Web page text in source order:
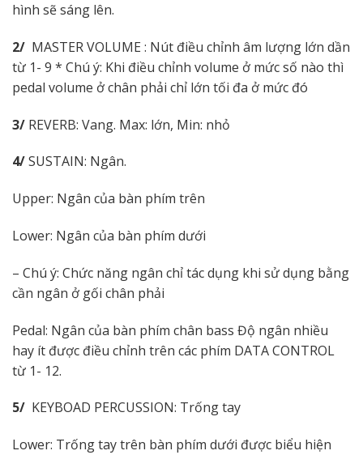
hình sẽ sáng lên.
2/ MASTER VOLUME : Nút điều chỉnh âm lượng lớn dần
từ 1- 9 * Chú ý: Khi điều chỉnh volume ở mức số nào thì
pedal volume ở chân phải chỉ lớn tối đa ở mức đó
3/ REVERB: Vang. Max: lớn, Min: nhỏ
4/SUSTAIN: Ngân.
Upper: Ngân của bàn phím trên
Lower: Ngân của bàn phím dưới
– Chú ý: Chức năng ngân chỉ tác dụng khi sử dụng bằng
cần ngân ở gối chân phải
Pedal: Ngân của bàn phím chân bass Độ ngân nhiều
hay ít được điều chỉnh trên các phím DATA CONTROL
từ 1- 12.
5/ KEYBOAD PERCUSSION: Trống tay
Lower: Trống tay trên bàn phím dưới được biểu hiện